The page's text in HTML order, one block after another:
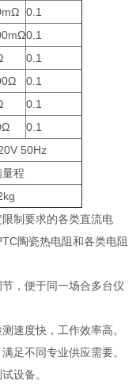
0.1
0.1
0.1
0.1
0.1
0.1
50Hz
程
制要求的各类直流电
陶瓷热电阻和各类电阻
，便于同一场合多台仪
速度快，工作效率高。
足不同专业供应需要。
设备。